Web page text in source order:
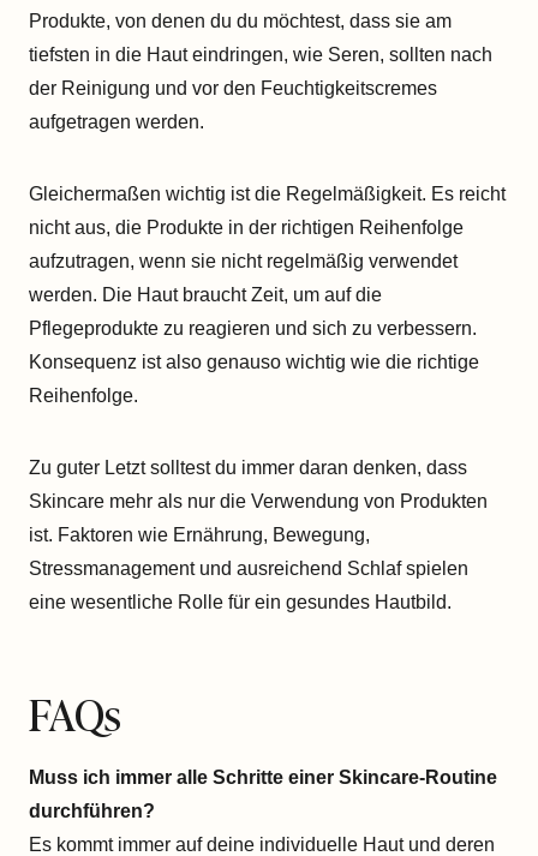
Produkte, von denen du du möchtest, dass sie am
tiefsten in die Haut eindringen, wie Seren, sollten nach
der Reinigung und vor den Feuchtigkeitscremes
aufgetragen werden.
Gleichermaßen wichtig ist die Regelmäßigkeit. Es reicht
nicht aus, die Produkte in der richtigen Reihenfolge
aufzutragen, wenn sie nicht regelmäßig verwendet
werden. Die Haut braucht Zeit, um auf die
Pflegeprodukte zu reagieren und sich zu verbessern.
Konsequenz ist also genauso wichtig wie die richtige
Reihenfolge.
Zu guter Letzt solltest du immer daran denken, dass
Skincare mehr als nur die Verwendung von Produkten
ist. Faktoren wie Ernährung, Bewegung,
Stressmanagement und ausreichend Schlaf spielen
eine wesentliche Rolle für ein gesundes Hautbild.
FAQs
Muss ich immer alle Schritte einer Skincare-Routine
durchführen?
Es kommt immer auf deine individuelle Haut und deren